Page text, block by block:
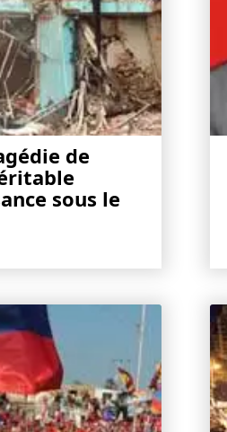
de
sous le